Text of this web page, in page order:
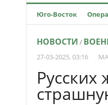
Юго-Восток
НОВОСТИ /
27-03-2025, 03:16